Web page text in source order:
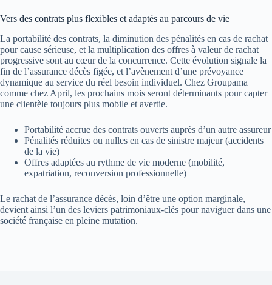
Vers des contrats plus flexibles et adaptés au parcours de vie
La portabilité des contrats, la diminution des pénalités en cas de rachat
pour cause sérieuse, et la multiplication des offres à valeur de rachat
progressive sont au cœur de la concurrence. Cette évolution signale la
fin de l’assurance décès figée, et l’avènement d’une prévoyance
dynamique au service du réel besoin individuel. Chez Groupama
comme chez April, les prochains mois seront déterminants pour capter
une clientèle toujours plus mobile et avertie.
Portabilité accrue des contrats ouverts auprès d’un autre assureur
Pénalités réduites ou nulles en cas de sinistre majeur (accidents
de la vie)
Offres adaptées au rythme de vie moderne (mobilité,
expatriation, reconversion professionnelle)
Le rachat de l’assurance décès, loin d’être une option marginale,
devient ainsi l’un des leviers patrimoniaux-clés pour naviguer dans une
société française en pleine mutation.